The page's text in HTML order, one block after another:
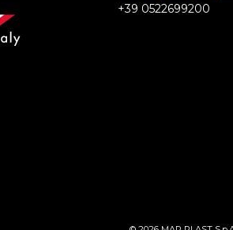
+39 0522699200